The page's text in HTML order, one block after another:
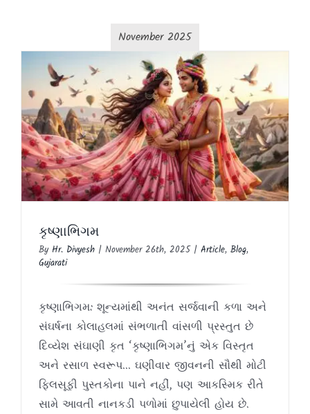
November 2025
કૃષ્ણાભિગમ
Article Blog Gujarati
કૃષ્ણાભિગમ
By Hr. Divyesh | November 26th, 2025 | Article, Blog,
Gujarati
કૃષ્ણાભિગમ: શૂન્યમાંથી અનંત સર્જવાની કળા અને
સંઘર્ષના કોલાહલમાં સંભળાતી વાંસળી પ્રસ્તુત છે
દિવ્યેશ સંઘાણી કૃત ‘કૃષ્ણાભિગમ’નું એક વિસ્તૃત
અને રસાળ સ્વરૂપ... ઘણીવાર જીવનની સૌથી મોટી
ફિલસૂફી પુસ્તકોના પાને નહીં, પણ આકસ્મિક રીતે
સામે આવતી નાનકડી પળોમાં છુપાયેલી હોય છે.